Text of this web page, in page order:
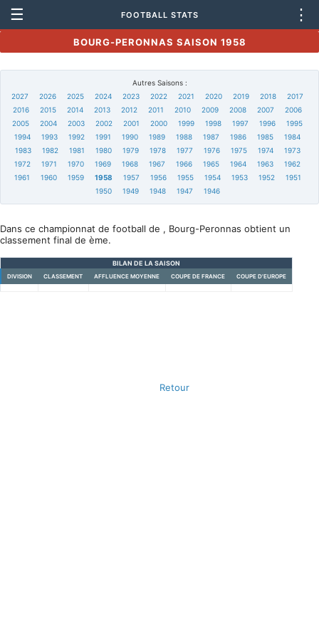
☰ FOOTBALL STATS ⋮
BOURG-PERONNAS SAISON 1958
Autres Saisons :
2027
2026 2025 2024 2023 2022 2021 2020 2019 2018
2017
2016
2015 2014 2013 2012 2011 2010 2009 2008 2007
2006
2005
2004 2003 2002 2001 2000 1999 1998 1997 1996
1995
1994
1993 1992 1991 1990 1989 1988 1987 1986 1985
1984
1983
1982 1981 1980 1979 1978 1977 1976 1975 1974
1973
1972
1971 1970 1969 1968 1967 1966 1965 1964 1963
1962
1961
1960 1959 1958 1957 1956 1955 1954 1953 1952
1951
1950
1949 1948 1947 1946
Dans ce championnat de football de , Bourg-Peronnas obtient un
classement final de ème.
BILAN DE LA SAISON
DIVISION CLASSEMENT AFFLUENCE MOYENNE COUPE DE FRANCE COUPE D'EUROPE
Retour